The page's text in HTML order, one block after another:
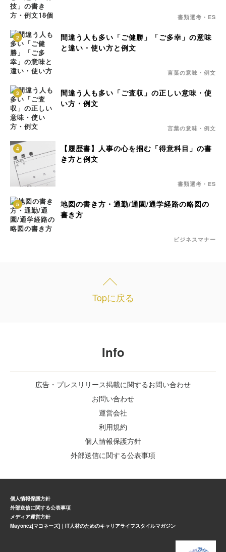
書類選考・ES
2
間違う人も多い「ご健勝」「ご多幸」の意味
と違い・使い方と例文
言葉の意味・例文
3
間違う人も多い「ご査収」の正しい意味・使
い方・例文
言葉の意味・例文
4
【履歴書】人事の心を掴む「得意科目」の書
き方と例文
書類選考・ES
5
地図の書き方・通勤/通園/通学経路の略図の
書き方
ビジネスマナー
Topに戻る
Info
広告・プレスリリース掲載に関するお問い合わせ
お問い合わせ
運営会社
利用規約
個人情報保護方針
外部送信に関する公表事項
個人情報保護方針
外部送信に関する公表事項
メディア運営方針
Mayonez[マヨネーズ]｜IT人材のためのキャリアライフスタイルマガジン